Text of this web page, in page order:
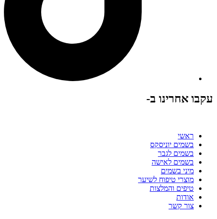
עקבו אחרינו ב-
ראשי
בשמים יוניסקס
בשמים לגבר
בשמים לאישה
מיני בשמים
מוצרי טיפוח לשיער
טיפים והמלצות
אודות
צור קשר